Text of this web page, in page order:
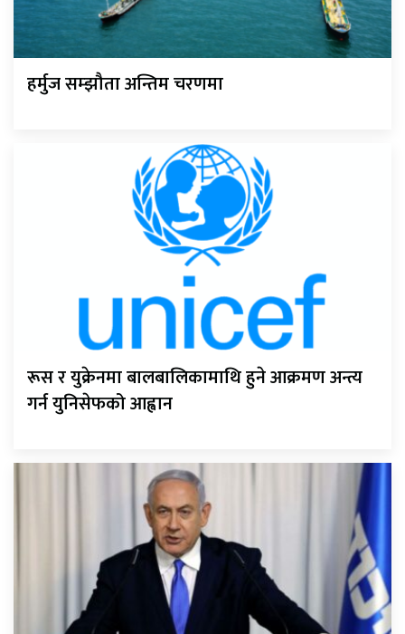
हर्मुज सम्झौता अन्तिम चरणमा
रूस र युक्रेनमा बालबालिकामाथि हुने आक्रमण अन्त्य
गर्न युनिसेफको आह्वान